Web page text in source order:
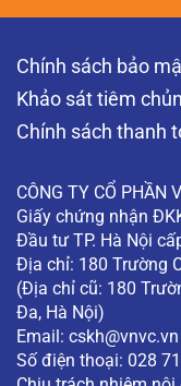
Chính sách bảo
Khảo sát tiêm
Chính sách thanh
CÔNG TY CỔ PHẦN
Giấy chứng nhận
Đầu tư TP. Hà Nội
Địa chỉ: 180 Trường
(Địa chỉ cũ: 180
Đa, Hà Nội)
Email: cskh@vnvc.vn
Số điện thoại: 028